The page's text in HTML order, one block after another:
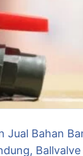
Jual Bahan
Ballvalve